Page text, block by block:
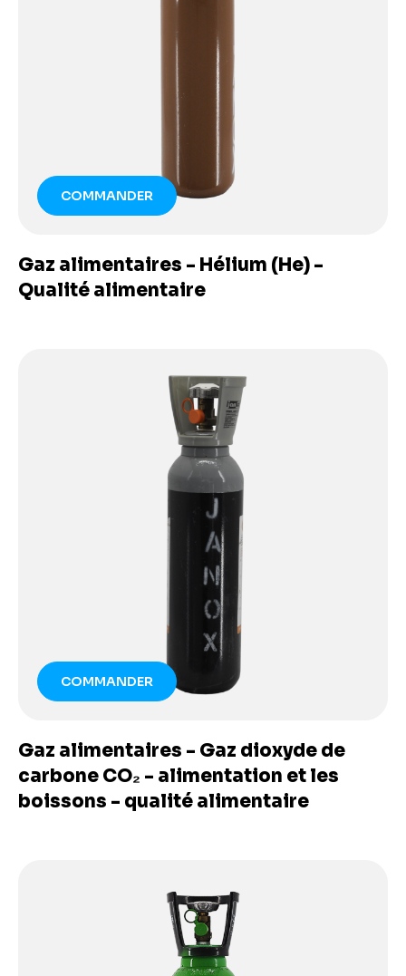
COMMANDER
Gaz alimentaires - Hélium (He) -
Qualité alimentaire
COMMANDER
Gaz alimentaires - Gaz dioxyde de
carbone CO₂ - alimentation et les
boissons - qualité alimentaire